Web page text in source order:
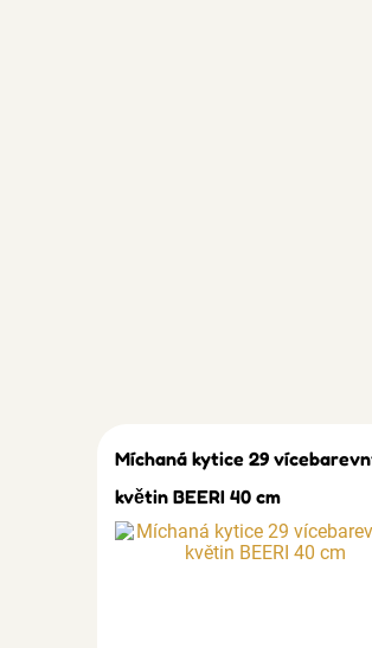
Míchaná kytice 29
květin BEERI 40 cm